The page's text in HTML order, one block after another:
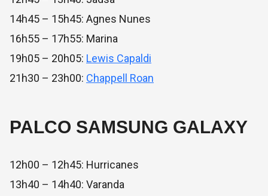
14h45 – 15h45: Agnes Nunes
16h55 – 17h55: Marina
19h05 – 20h05: Lewis Capaldi
21h30 – 23h00: Chappell Roan
PALCO SAMSUNG GALAXY
12h00 – 12h45: Hurricanes
13h40 – 14h40: Varanda